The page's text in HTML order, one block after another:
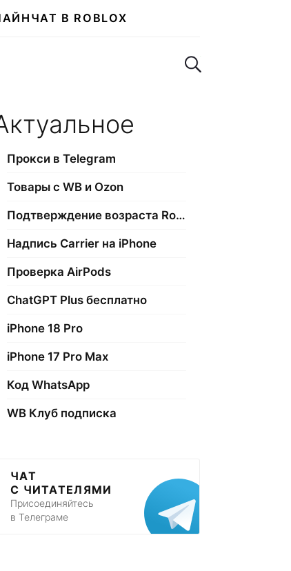
ЧАТ В ROBLOX
Поиск по сайту
Прокси в Telegram
Товары с WB и Ozon
Подтверждение возраста Roblox
Надпись Carrier на iPhone
Проверка AirPods
ChatGPT Plus бесплатно
iPhone 18 Pro
iPhone 17 Pro Max
Код WhatsApp
WB Клуб подписка
ЧАТ
С ЧИТАТЕЛЯМИ
Присоединяйтесь
в Телеграме